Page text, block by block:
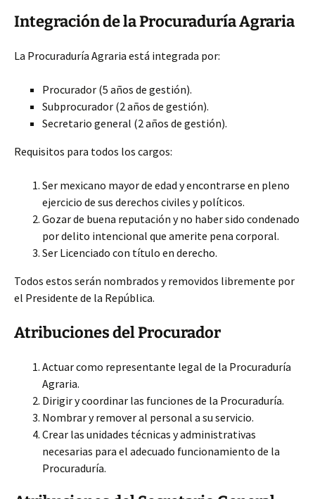
Integración de la Procuraduría Agraria
La Procuraduría Agraria está integrada por:
Procurador (5 años de gestión).
Subprocurador (2 años de gestión).
Secretario general (2 años de gestión).
Requisitos para todos los cargos:
Ser mexicano mayor de edad y encontrarse en pleno
ejercicio de sus derechos civiles y políticos.
Gozar de buena reputación y no haber sido condenado
por delito intencional que amerite pena corporal.
Ser Licenciado con título en derecho.
Todos estos serán nombrados y removidos libremente por
el Presidente de la República.
Atribuciones del Procurador
Actuar como representante legal de la Procuraduría
Agraria.
Dirigir y coordinar las funciones de la Procuraduría.
Nombrar y remover al personal a su servicio.
Crear las unidades técnicas y administrativas
necesarias para el adecuado funcionamiento de la
Procuraduría.